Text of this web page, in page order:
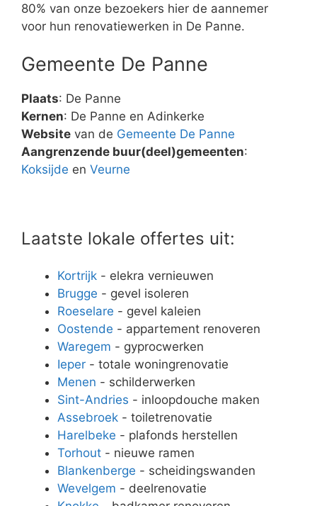
80% van onze bezoekers hier de aannemer
voor hun renovatiewerken in De Panne.
Gemeente De Panne
Plaats: De Panne
Kernen: De Panne en Adinkerke
Website van de Gemeente De Panne
Aangrenzende buur(deel)gemeenten:
Koksijde en Veurne
Laatste lokale offertes uit:
Kortrijk - elekra vernieuwen
Brugge - gevel isoleren
Roeselare - gevel kaleien
Oostende - appartement renoveren
Waregem - gyprocwerken
Ieper - totale woningrenovatie
Menen - schilderwerken
Sint-Andries - inloopdouche maken
Assebroek - toiletrenovatie
Harelbeke - plafonds herstellen
Torhout - nieuwe ramen
Blankenberge - scheidingswanden
Wevelgem - deelrenovatie